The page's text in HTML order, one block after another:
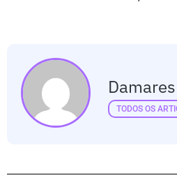
Damares
TODOS OS